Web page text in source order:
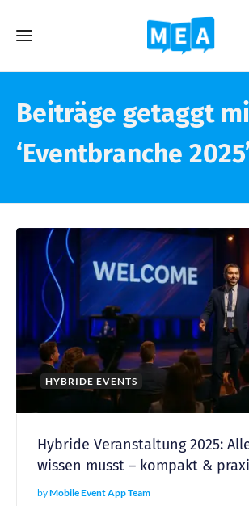
Beiträge getaggt
‘Eventbranche
HYBRIDE EVENTS
Hybride Veranstaltung 2025:
wissen musst – kompakt &
byMobile Event App Team